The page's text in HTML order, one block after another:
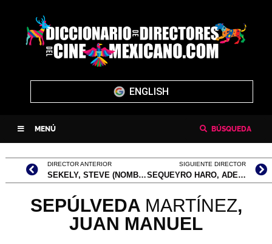
ENGLISH
MENÚ BÚSQUEDA
DIRECTOR ANTERIOR
SEKELY, STEVE (NOMBRE VERDADERO, ISTVAN SZEKLY)
SIGUIENTE DIRECTOR
SEQUEYRO HARO, ADELA “PERLITA”
SEPÚLVEDA MARTÍNEZ,
JUAN MANUEL